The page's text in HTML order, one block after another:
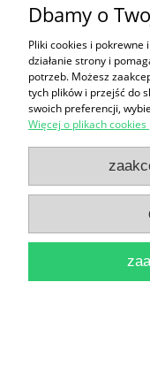
Dbamy o
Pliki cookies i
działanie strony i
potrzeb. Możesz
tych plików i przejść do
swoich preferencji,
Więcej o plikach